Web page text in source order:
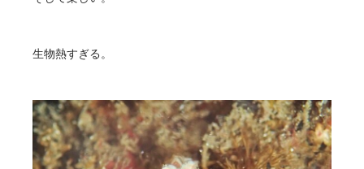
生物熱すぎる。